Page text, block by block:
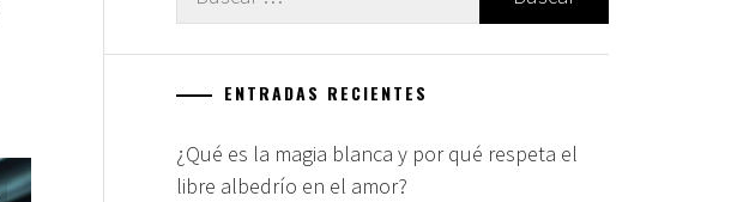
ENTRADAS RECIENTES
¿Qué es la magia blanca y por qué respeta el
libre albedrío en el amor?